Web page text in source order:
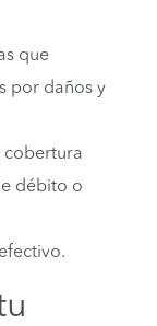
que
por daños y
cobertura
débito o